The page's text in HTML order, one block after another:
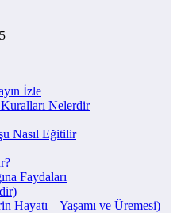
İzle
Nelerdir
Nasıl Eğitilir
Faydaları
Hayatı – Yaşamı ve Üremesi)